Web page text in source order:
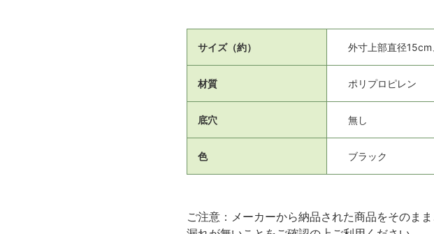
サイズ（約） 外寸上部直径
材質 ポリプロピレン
底穴 無し
色 ブラック
ご注意：メーカーから納品された商品をそのま